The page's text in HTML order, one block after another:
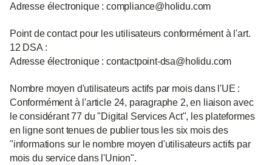
Adresse électronique : compliance@holidu.com
Point de contact pour les utilisateurs conformément à l'art.
12 DSA :
Adresse électronique : contactpoint-dsa@holidu.com
Nombre moyen d'utilisateurs actifs par mois dans l'UE :
Conformément à l'article 24, paragraphe 2, en liaison avec
le considérant 77 du "Digital Services Act", les plateformes
en ligne sont tenues de publier tous les six mois des
"informations sur le nombre moyen d'utilisateurs actifs par
mois du service dans l'Union".